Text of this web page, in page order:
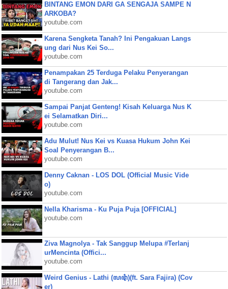
BINTANG EMON DARI GA SENGAJA SAMPE N
ARKOBA?
youtube.com
Karena Sengketa Tanah? Ini Pengakuan Langs
ung dari Nus Kei So...
youtube.com
Penampakan 25 Terduga Pelaku Penyerangan
di Tangerang dan Jak...
youtube.com
Sampai Panjat Genteng! Kisah Keluarga Nus K
ei Selamatkan Diri...
youtube.com
Adu Mulut! Nus Kei vs Kuasa Hukum John Kei
Soal Penyerangan B...
youtube.com
Denny Caknan - LOS DOL (Official Music Vide
o)
youtube.com
Nella Kharisma - Ku Puja Puja [OFFICIAL]
youtube.com
Ziva Magnolya - Tak Sanggup Melupa #Terlanj
urMencinta (Offici...
youtube.com
Weird Genius - Lathi (ꦭꦛꦶ)(ft. Sara Fajira) (Cov
er)